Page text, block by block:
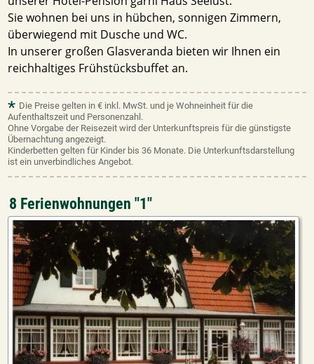
Sie wohnen bei uns in hübchen, sonnigen Zimmern,
überwiegend mit Dusche und WC.
In unserer großen Glasveranda bieten wir Ihnen ein
reichhaltiges Frühstücksbuffet an.
* Die Preise gelten in € inkl. MwSt. und je Wohneinheit für die
Aufenthaltszeit und Personenzahl.
Ohne Vorgabe der Reisezeit wird der Unterkunftspreis für die günstigste
Übernachtung angezeigt.
Kinderbetten gelten für Kinder bis 36 Monate. Die Unterkunftsdarstellung
ist ein unverbindliches Angebot.
8 Ferienwohnungen "1"